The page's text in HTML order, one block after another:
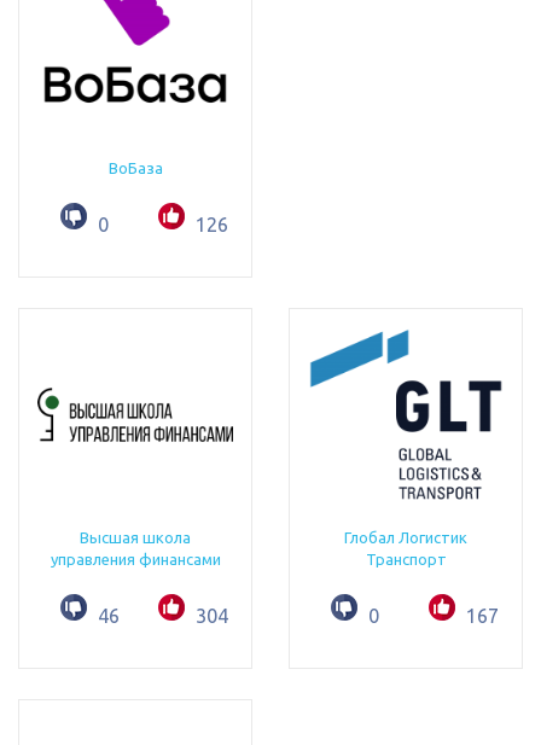
ВоБаза
0 126
Высшая школа
управления финансами
46 304
Глобал Логистик
Транспорт
0 167